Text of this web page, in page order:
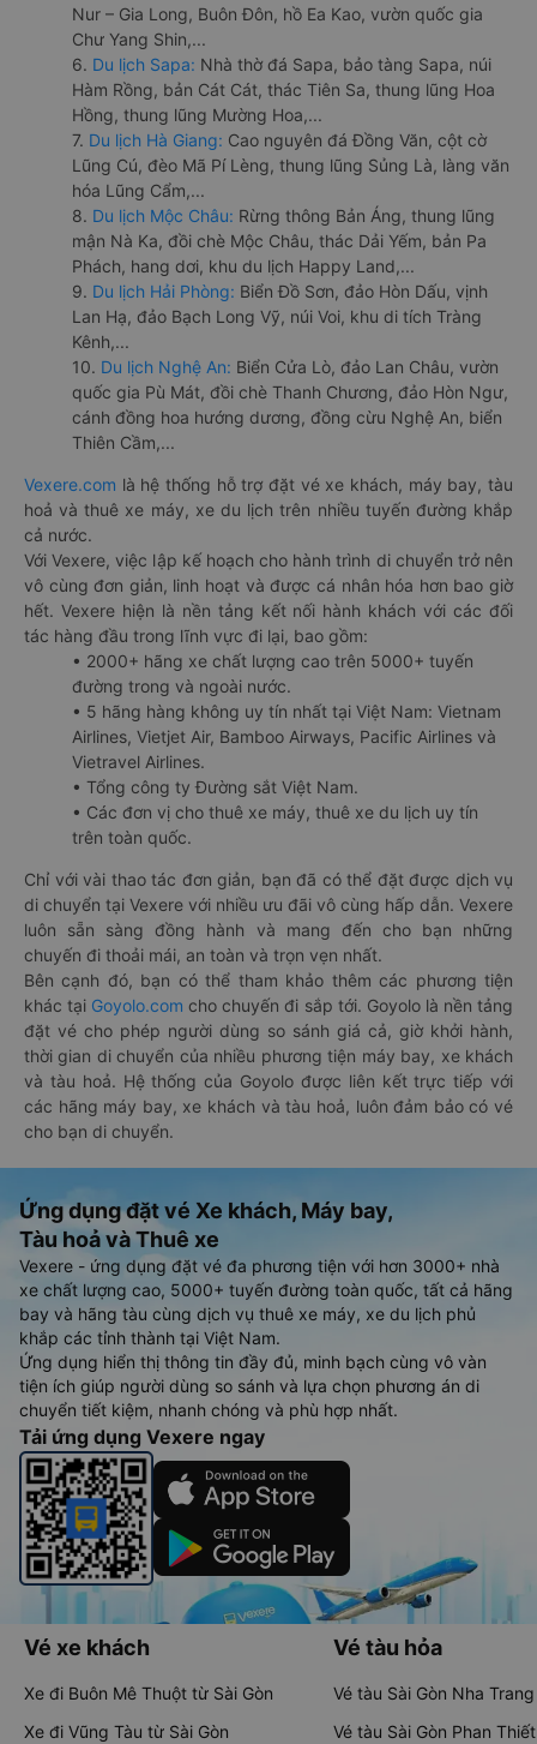
Nur – Gia Long, Buôn Đôn, hồ Ea Kao, vườn quốc gia
Chư Yang Shin,...
6. Du lịch Sapa: Nhà thờ đá Sapa, bảo tàng Sapa, núi
Hàm Rồng, bản Cát Cát, thác Tiên Sa, thung lũng Hoa
Hồng, thung lũng Mường Hoa,...
7. Du lịch Hà Giang: Cao nguyên đá Đồng Văn, cột cờ
Lũng Cú, đèo Mã Pí Lèng, thung lũng Sủng Là, làng văn
hóa Lũng Cẩm,...
8. Du lịch Mộc Châu: Rừng thông Bản Áng, thung lũng
mận Nà Ka, đồi chè Mộc Châu, thác Dải Yếm, bản Pa
Phách, hang dơi, khu du lịch Happy Land,...
9. Du lịch Hải Phòng: Biển Đồ Sơn, đảo Hòn Dấu, vịnh
Lan Hạ, đảo Bạch Long Vỹ, núi Voi, khu di tích Tràng
Kênh,...
10. Du lịch Nghệ An: Biển Cửa Lò, đảo Lan Châu, vườn
quốc gia Pù Mát, đồi chè Thanh Chương, đảo Hòn Ngư,
cánh đồng hoa hướng dương, đồng cừu Nghệ An, biển
Thiên Cầm,...
Vexere.com là hệ thống hỗ trợ đặt vé xe khách, máy bay, tàu
hoả và thuê xe máy, xe du lịch trên nhiều tuyến đường khắp
cả nước.
Với Vexere, việc lập kế hoạch cho hành trình di chuyển trở nên
vô cùng đơn giản, linh hoạt và được cá nhân hóa hơn bao giờ
hết. Vexere hiện là nền tảng kết nối hành khách với các đối
tác hàng đầu trong lĩnh vực đi lại, bao gồm:
• 2000+ hãng xe chất lượng cao trên 5000+ tuyến
đường trong và ngoài nước.
• 5 hãng hàng không uy tín nhất tại Việt Nam: Vietnam
Airlines, Vietjet Air, Bamboo Airways, Pacific Airlines và
Vietravel Airlines.
• Tổng công ty Đường sắt Việt Nam.
• Các đơn vị cho thuê xe máy, thuê xe du lịch uy tín
trên toàn quốc.
Chỉ với vài thao tác đơn giản, bạn đã có thể đặt được dịch vụ
di chuyển tại Vexere với nhiều ưu đãi vô cùng hấp dẫn. Vexere
luôn sẵn sàng đồng hành và mang đến cho bạn những
chuyến đi thoải mái, an toàn và trọn vẹn nhất.
Bên cạnh đó, bạn có thể tham khảo thêm các phương tiện
khác tại Goyolo.com cho chuyến đi sắp tới. Goyolo là nền tảng
đặt vé cho phép người dùng so sánh giá cả, giờ khởi hành,
thời gian di chuyển của nhiều phương tiện máy bay, xe khách
và tàu hoả. Hệ thống của Goyolo được liên kết trực tiếp với
các hãng máy bay, xe khách và tàu hoả, luôn đảm bảo có vé
cho bạn di chuyển.
Ứng dụng đặt vé Xe khách, Máy bay,
Tàu hoả và Thuê xe
Vexere - ứng dụng đặt vé đa phương tiện với hơn 3000+ nhà
xe chất lượng cao, 5000+ tuyến đường toàn quốc, tất cả hãng
bay và hãng tàu cùng dịch vụ thuê xe máy, xe du lịch phủ
khắp các tỉnh thành tại Việt Nam.
Ứng dụng hiển thị thông tin đầy đủ, minh bạch cùng vô vàn
tiện ích giúp người dùng so sánh và lựa chọn phương án di
chuyển tiết kiệm, nhanh chóng và phù hợp nhất.
Tải ứng dụng Vexere ngay
Vé xe khách
Xe đi Buôn Mê Thuột từ Sài Gòn
Xe đi Vũng Tàu từ Sài Gòn
Vé tàu hỏa
Vé tàu Sài Gòn Nha Trang
Vé tàu Sài Gòn Phan Thiết